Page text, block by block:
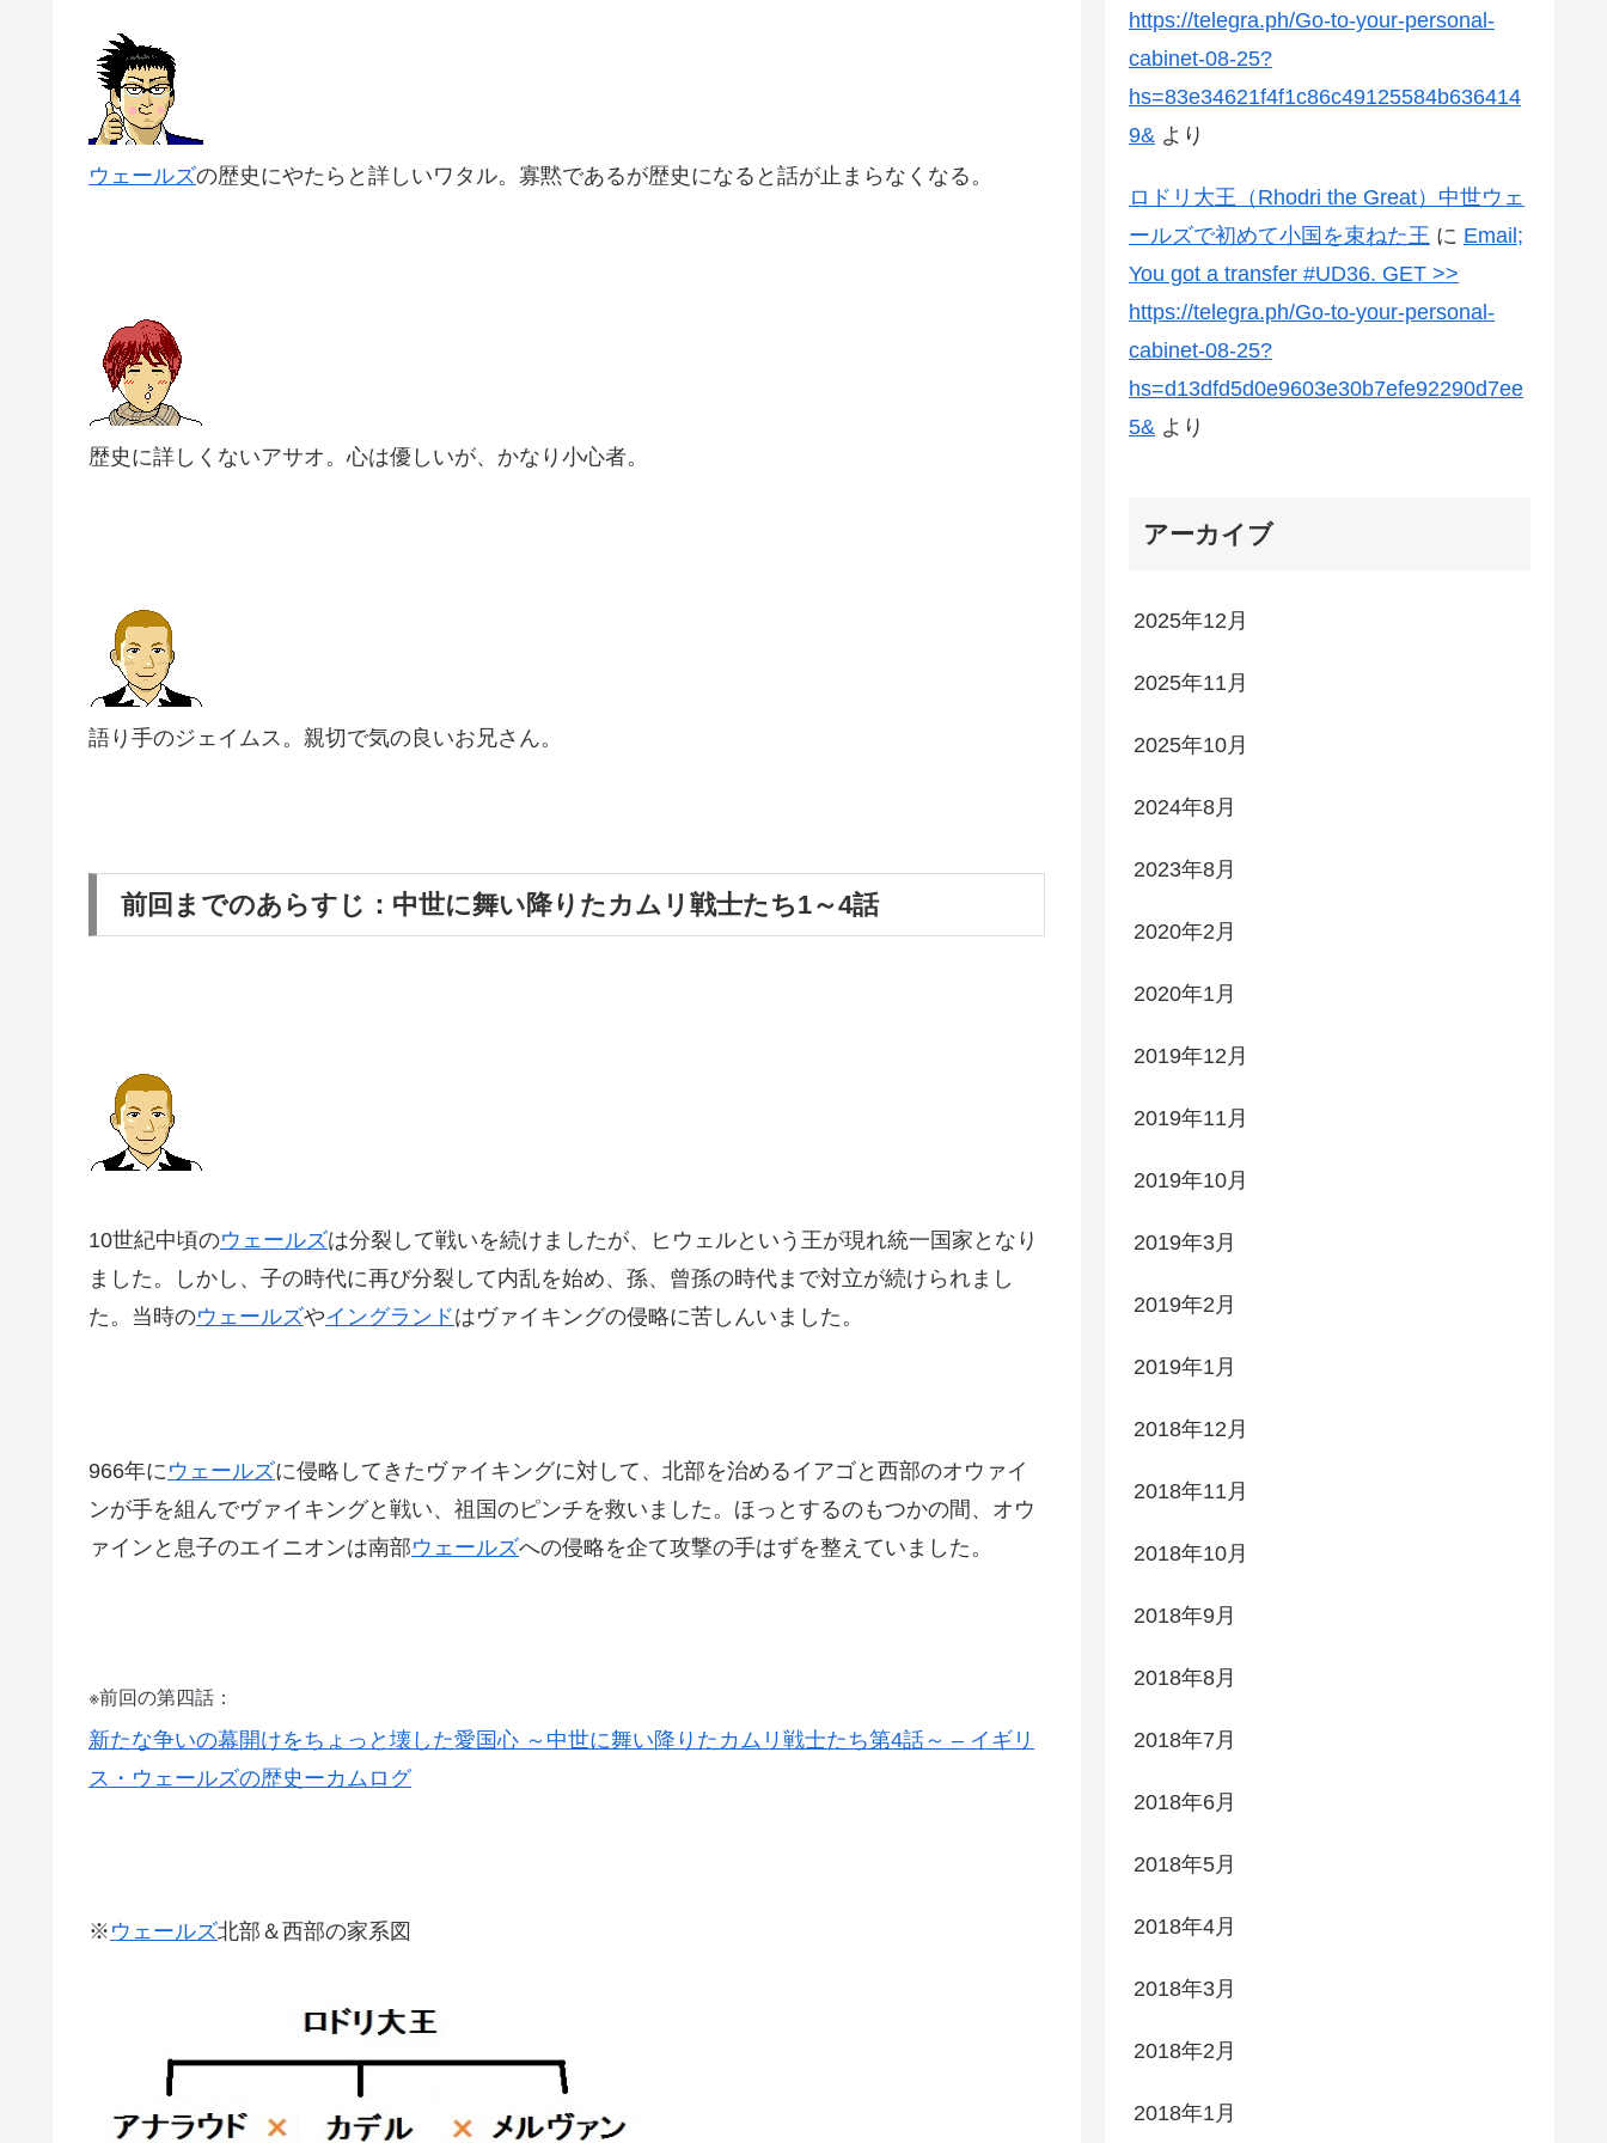
ウェールズの歴史にやたらと詳しいワタル。寡黙であるが歴史になると話が止まらなくなる。
歴史に詳しくないアサオ。心は優しいが、かなり小心者。
語り手のジェイムス。親切で気の良いお兄さん。
前回までのあらすじ：中世に舞い降りたカムリ戦士たち1～4話
10世紀中頃のウェールズは分裂して戦いを続けましたが、
ヒウェルという王が現れ統一国家となり
ました。しかし、子の時代に再び分裂して内乱を始め、孫、 曾孫の時代まで対立が続けられまし
た。当時のウェールズやイングランドはヴァイキングの侵略に苦しんい ました。
966年に ウェールズに侵略してきたヴァイキングに対して、 北部を治めるイアゴと西部のオウァイ
ンが手を組んでヴァイキングと戦い、祖国のピンチを救いました。ほっとするのもつかの間、 オウ
ァインと息子のエイニオンは南部ウェールズへの侵略を企て攻撃の手はずを整えていました。
※前回の第四話：
新たな争いの幕開けをちょっと壊した愛国心 ～中世に舞い降りたカムリ戦士たち第4話～ – イギリ
ス・ウェールズの歴史ーカムログ
※ ウェールズ北部＆西部の家系図
https://telegra.ph/Go-to-your-personal-
cabinet-08-25?
hs=83e34621f4f1c86c49125584b636414
9& より
ロドリ大王（Rhodri the Great）中世ウェ
ールズで初めて小国を束ねた王 に Email;
You got a transfer #UD36. GET >>
https://telegra.ph/Go-to-your-personal-
cabinet-08-25?
hs=d13dfd5d0e9603e30b7efe92290d7ee
5& より
アーカイブ
2025年12月
2025年11月
2025年10月
2024年8月
2023年8月
2020年2月
2020年1月
2019年12月
2019年11月
2019年10月
2019年3月
2019年2月
2019年1月
2018年12月
2018年11月
2018年10月
2018年9月
2018年8月
2018年7月
2018年6月
2018年5月
2018年4月
2018年3月
2018年2月
2018年1月